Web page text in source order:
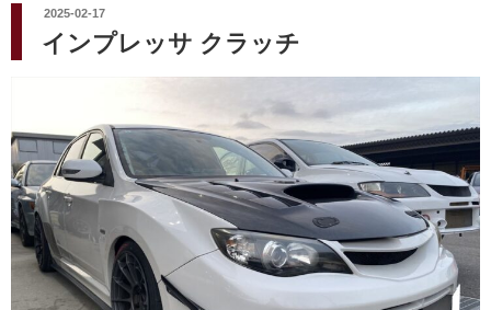
投
日:
2025-02-17
インプレッサ クラッチ